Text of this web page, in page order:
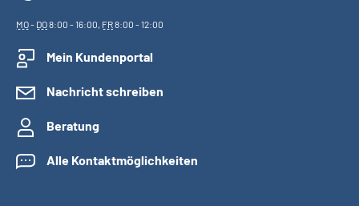
MO- DO8:00 - 16:00, FR8:00 - 12:00
Mein Kundenportal
Nachricht schreiben
Beratung
Alle Kontaktmöglichkeiten